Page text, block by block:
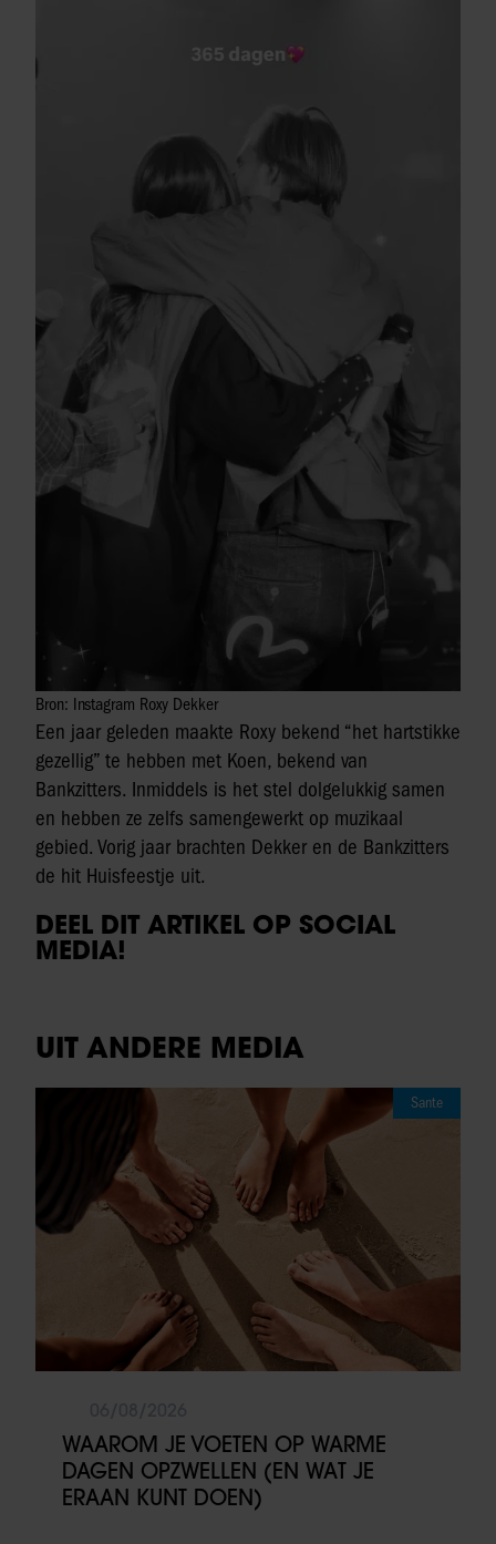
Bron: Instagram Roxy Dekker
Een jaar geleden maakte Roxy bekend “het hartstikke
gezellig” te hebben met Koen, bekend van
Bankzitters. Inmiddels is het stel dolgelukkig samen
en hebben ze zelfs samengewerkt op muzikaal
gebied. Vorig jaar brachten Dekker en de Bankzitters
de hit Huisfeestje uit.
DEEL DIT ARTIKEL OP SOCIAL
MEDIA!
UIT ANDERE MEDIA
Sante
WAAROM JE VOETEN OP WARME
DAGEN OPZWELLEN (EN WAT JE
ERAAN KUNT DOEN)